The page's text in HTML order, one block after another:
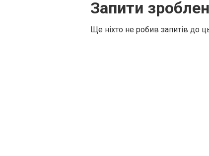
Запити
Ще ніхто не робив запитів до